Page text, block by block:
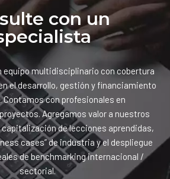
con un
equipo multidisciplinario con cobertura
el desarrollo, gestión y financiamiento
Contamos con profesionales en
Agregamos valor a nuestros
de lecciones aprendidas,
cases” de industria y el despliegue
de benchmarking internacional /
sectorial.